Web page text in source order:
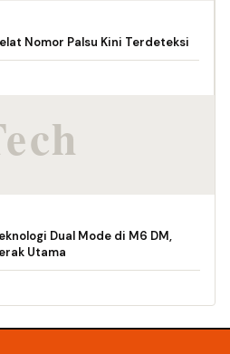
Nomor Palsu Kini Terdeteksi
Dual Mode di M6 DM,
Utama